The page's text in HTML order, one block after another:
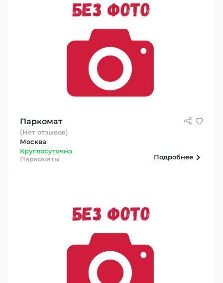
Паркомат
(Нет отзывов)
Москва
Круглосуточно
Паркоматы
Подробнее